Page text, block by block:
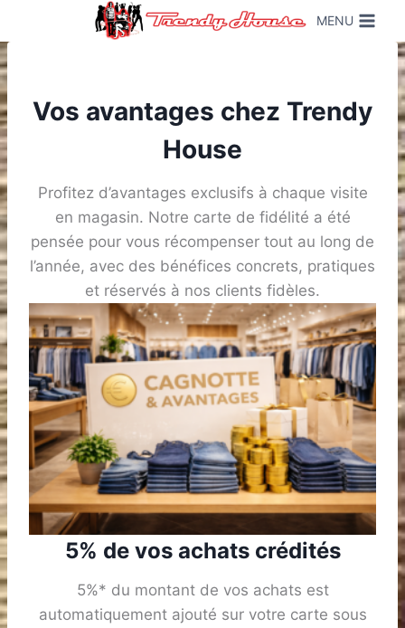
content
MENU
Vos avantages chez Trendy
House
Profitez d’avantages exclusifs à chaque visite
en magasin. Notre carte de fidélité a été
pensée pour vous récompenser tout au long de
l’année, avec des bénéfices concrets, pratiques
et réservés à nos clients fidèles.
5% de vos achats crédités
5%* du montant de vos achats est
automatiquement ajouté sur votre carte sous